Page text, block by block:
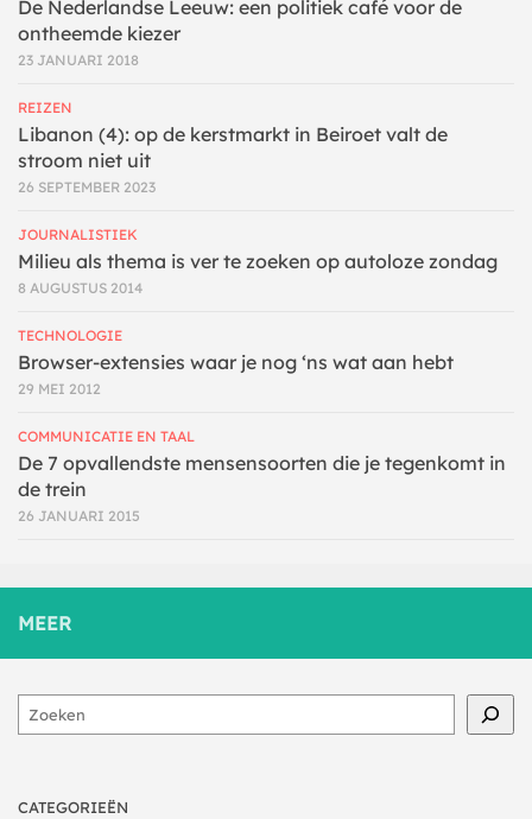
De Nederlandse Leeuw: een politiek café voor de
ontheemde kiezer
23 JANUARI 2018
REIZEN
Libanon (4): op de kerstmarkt in Beiroet valt de
stroom niet uit
26 SEPTEMBER 2023
JOURNALISTIEK
Milieu als thema is ver te zoeken op autoloze zondag
8 AUGUSTUS 2014
TECHNOLOGIE
Browser-extensies waar je nog ‘ns wat aan hebt
29 MEI 2012
COMMUNICATIE EN TAAL
De 7 opvallendste mensensoorten die je tegenkomt in
de trein
26 JANUARI 2015
MEER
Zoeken
CATEGORIEËN